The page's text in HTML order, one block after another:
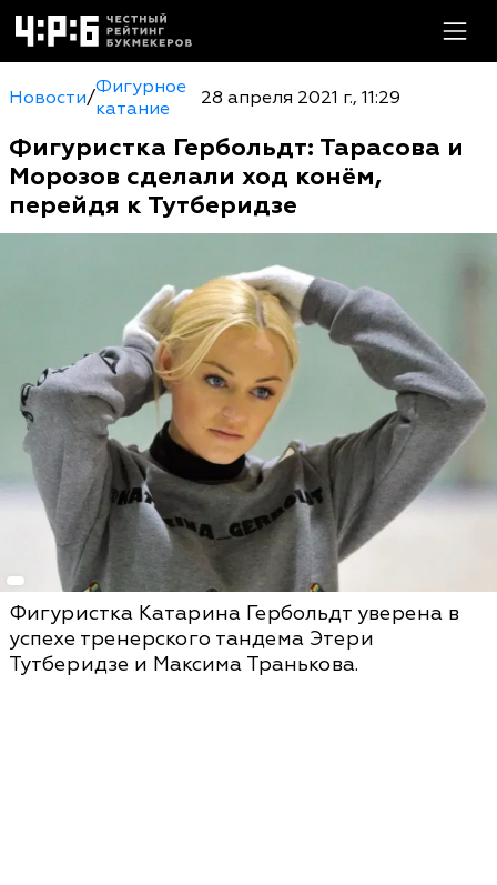
Новости/Фигурное
катание
28 апреля 2021 г., 11:29
Фигуристка Гербольдт: Тарасова и
Морозов сделали ход конём,
перейдя к Тутберидзе
Фигуристка Катарина Гербольдт уверена в
успехе тренерского тандема Этери
Тутберидзе и Максима Транькова.